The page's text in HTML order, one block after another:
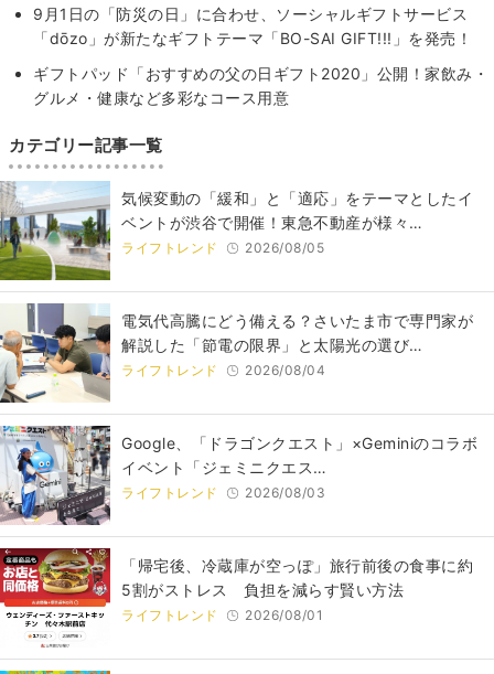
9月1日の「防災の日」に合わせ、ソーシャルギフトサービス
「dōzo」が新たなギフトテーマ「BO-SAI GIFT!!!」を発売！
ギフトパッド「おすすめの父の日ギフト2020」公開！家飲み・
グルメ・健康など多彩なコース用意
カテゴリー記事一覧
気候変動の「緩和」と「適応」をテーマとしたイ
ベントが渋谷で開催！東急不動産が様々…
ライフトレンド 2026/08/05
電気代高騰にどう備える？さいたま市で専門家が
解説した「節電の限界」と太陽光の選び…
ライフトレンド 2026/08/04
Google、「ドラゴンクエスト」×Geminiのコラボ
イベント「ジェミニクエス…
ライフトレンド 2026/08/03
「帰宅後、冷蔵庫が空っぽ」旅行前後の食事に約
5割がストレス 負担を減らす賢い方法
ライフトレンド 2026/08/01